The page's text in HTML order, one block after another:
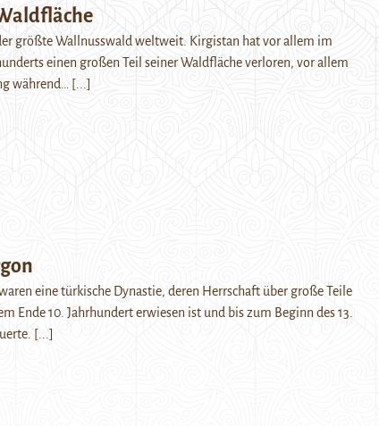
größte Wallnusswald weltweit. Kirgistan hat vor allem im
einen großen Teil seiner Waldfläche verloren, vor allem
während…
[...]
eine türkische Dynastie, deren Herrschaft über große Teile
Ende 10. Jahrhundert erwiesen ist und bis zum Beginn des 13.
[...]